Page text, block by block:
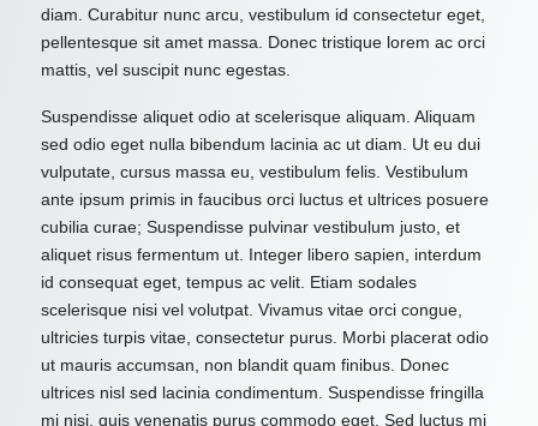
diam. Curabitur nunc arcu, vestibulum id consectetur eget,
pellentesque sit amet massa. Donec tristique lorem ac orci
mattis, vel suscipit nunc egestas.
Suspendisse aliquet odio at scelerisque aliquam. Aliquam
sed odio eget nulla bibendum lacinia ac ut diam. Ut eu dui
vulputate, cursus massa eu, vestibulum felis. Vestibulum
ante ipsum primis in faucibus orci luctus et ultrices posuere
cubilia curae; Suspendisse pulvinar vestibulum justo, et
aliquet risus fermentum ut. Integer libero sapien, interdum
id consequat eget, tempus ac velit. Etiam sodales
scelerisque nisi vel volutpat. Vivamus vitae orci congue,
ultricies turpis vitae, consectetur purus. Morbi placerat odio
ut mauris accumsan, non blandit quam finibus. Donec
ultrices nisl sed lacinia condimentum. Suspendisse fringilla
mi nisi, quis venenatis purus commodo eget. Sed luctus mi